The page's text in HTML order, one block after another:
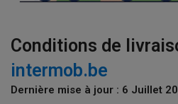
Conditions de
intermob.be
Dernière mise à jour : 6 Juillet